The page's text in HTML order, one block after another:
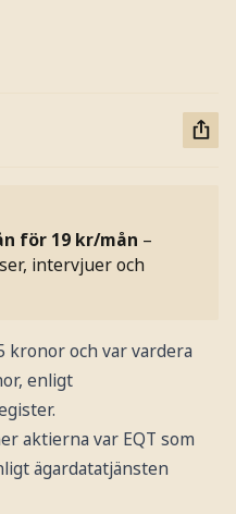
för 19 kr/mån –
intervjuer och
kronor och var vardera
enligt
aktierna var EQT som
ägardatatjänsten